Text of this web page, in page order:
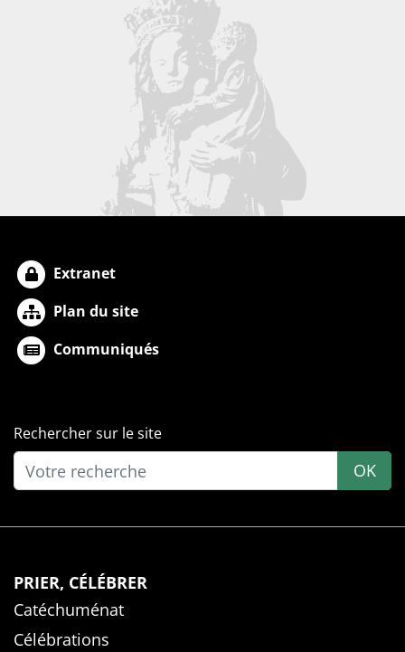
Extranet
Plan du site
Communiqués
Rechercher sur le site
OK
PRIER, CÉLÉBRER
Catéchuménat
Célébrations